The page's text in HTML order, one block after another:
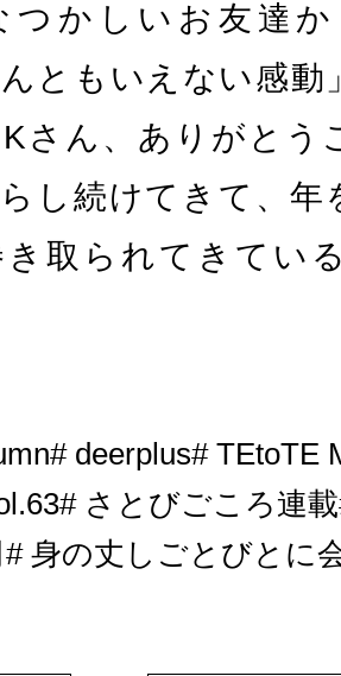
つかしいお友達
ともいえない感
さん、ありがとう
し続けてきて、年
き取られてきてい
deerplus TEtoTE
さとびごころ連載
身の丈しごとびとに